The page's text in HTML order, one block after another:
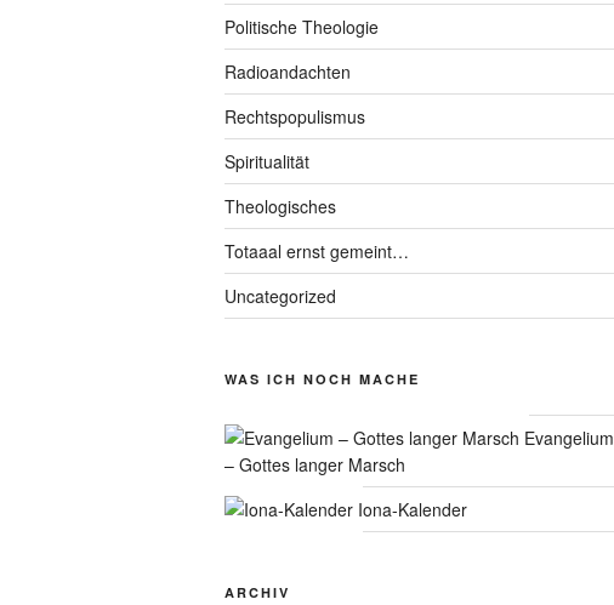
Politische Theologie
Radioandachten
Rechtspopulismus
Spiritualität
Theologisches
Totaaal ernst gemeint…
Uncategorized
WAS ICH NOCH MACHE
Evangelium
– Gottes langer Marsch
Iona-Kalender
ARCHIV